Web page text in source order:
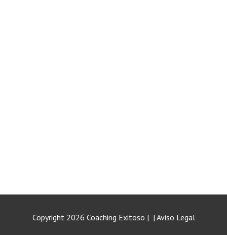
Copyright 2026 Coaching Exitoso | | Aviso Legal